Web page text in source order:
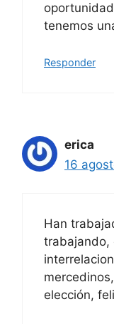
tenemos
Responder
erica
16
Han
trabajando,
elección,